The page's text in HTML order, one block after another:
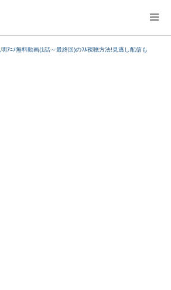
明ｱﾆﾒ無料動画(1話～最終回)のﾌﾙ視聴方法!見逃し配信も